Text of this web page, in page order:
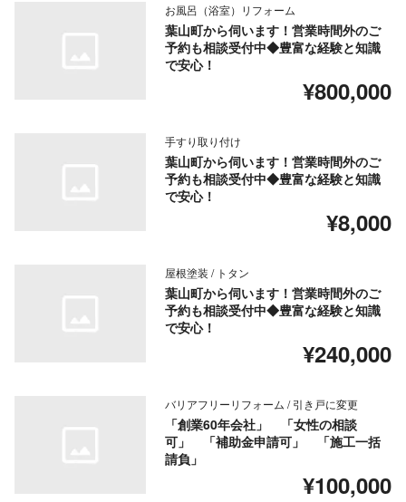
お風呂（浴室）リフォーム
葉山町から伺います！営業時間外のご
予約も相談受付中◆豊富な経験と知識
で安心！
¥800,000
手すり取り付け
葉山町から伺います！営業時間外のご
予約も相談受付中◆豊富な経験と知識
で安心！
¥8,000
屋根塗装 / トタン
葉山町から伺います！営業時間外のご
予約も相談受付中◆豊富な経験と知識
で安心！
¥240,000
バリアフリーリフォーム / 引き戸に変更
「創業60年会社」 「女性の相談
可」 「補助金申請可」 「施工一括
請負」
¥100,000